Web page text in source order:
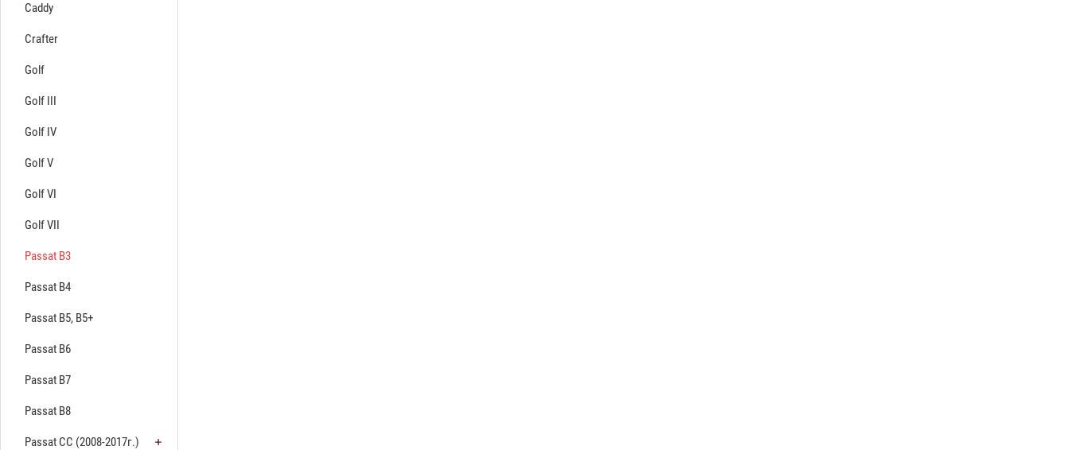
Caddy
Crafter
Golf
Golf III
Golf IV
Golf V
Golf VI
Golf VII
Passat B3
Passat B4
Passat B5, B5+
Passat B6
Passat B7
Passat B8
Passat CC (2008-2017г.)